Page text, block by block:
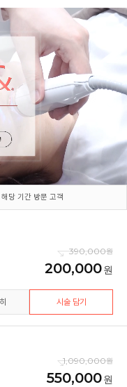
당 기간 방문 고객
390,000
200,000
시술 담기
1,090,000
550,000